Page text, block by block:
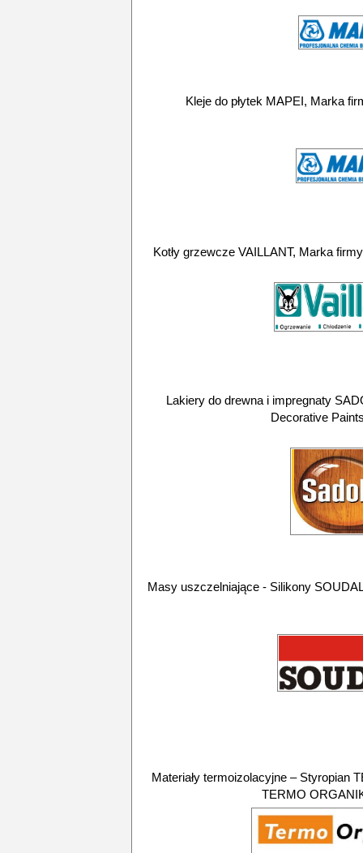
Kleje do płytek MAPEI, Marka
Kotły grzewcze VAILLANT, Marka
Lakiery do drewna i impregnaty
Decorative
Masy uszczelniające - Silikony
Materiały termoizolacyjne – Styropian
TERMO